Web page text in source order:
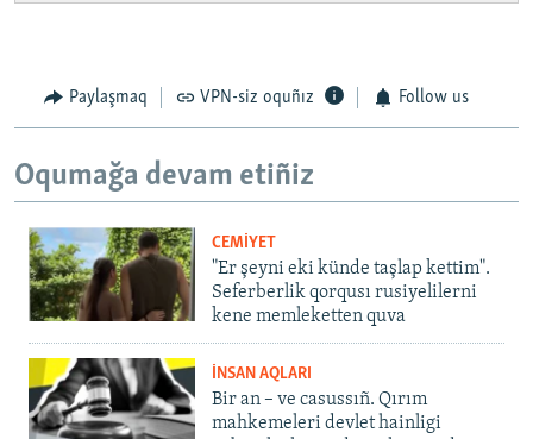
Paylaşmaq VPN-siz oquñız Follow us
Oqumağa devam etiñiz
CEMİYET
"Er şeyni eki künde taşlap kettim".
Seferberlik qorqusı rusiyelilerni
kene memleketten quva
İNSAN AQLARI
Bir an – ve casussıñ. Qırım
mahkemeleri devlet hainligi